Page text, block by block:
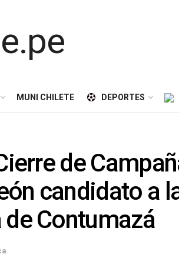
MUNI CHILETE DEPORTES
de
candidato a
Contumazá